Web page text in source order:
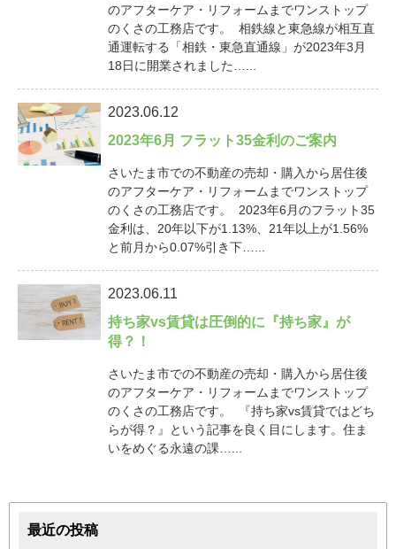
のアフターケア・リフォームまでワンストップ
のくさの工務店です。 相鉄線と東急線が相互直
通運転する「相鉄・東急直通線」が2023年3月
18日に開業されました…...
2023.06.12
2023年6月 フラット35金利のご案内
さいたま市での不動産の売却・購入から居住後
のアフターケア・リフォームまでワンストップ
のくさの工務店です。 2023年6月のフラット35
金利は、20年以下が1.13%、21年以上が1.56%
と前月から0.07%引き下…...
2023.06.11
持ち家vs賃貸は圧倒的に『持ち家』が
得？！
さいたま市での不動産の売却・購入から居住後
のアフターケア・リフォームまでワンストップ
のくさの工務店です。 『持ち家vs賃貸ではどち
らが得？』という記事を良く目にします。住ま
いをめぐる永遠の課…...
最近の投稿